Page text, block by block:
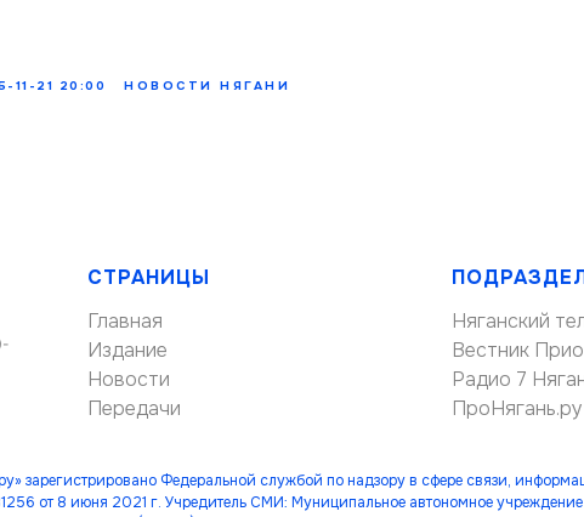
11-21 20:00 НОВОСТИ НЯГАНИ
СТРАНИЦЫ
Главная
Издание
Новости
Передачи
Няганский
Вестник
Радио 7
ПроНягань.ру
зарегистрировано Федеральной службой по надзору в сфере связи,
от 8 июня 2021 г. Учредитель СМИ: Муниципальное автономное